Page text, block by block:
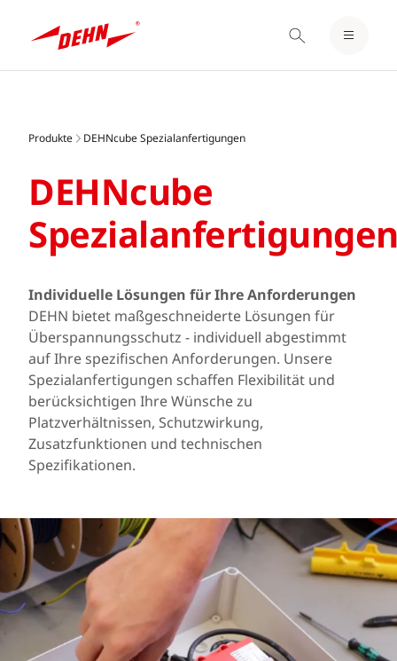
content
EINLOGGEN / REGISTRIEREN
Produkte DEHNcube Spezialanfertigungen
DEHNcube
Individuelle Lösungen für Ihre Anforderungen
DEHN bietet maßgeschneiderte Lösungen für
Überspannungsschutz - individuell abgestimmt
auf Ihre spezifischen Anforderungen. Unsere
Spezialanfertigungen schaffen Flexibilität und
berücksichtigen Ihre Wünsche zu
Platzverhältnissen, Schutzwirkung,
Zusatzfunktionen und technischen
Spezifikationen.